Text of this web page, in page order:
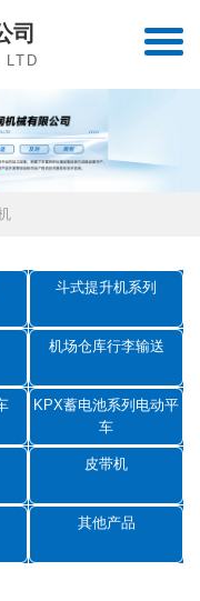
司
斗式提升机系列
机场仓库行李输送
KPX蓄电池系列电动平
车
皮带机
其他产品